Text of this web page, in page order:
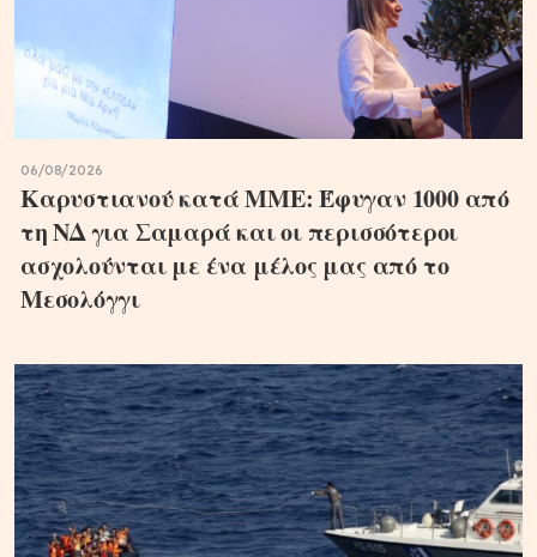
06/08/2026
Καρυστιανού κατά ΜΜΕ: Έφυγαν 1000 από
τη ΝΔ για Σαμαρά και οι περισσότεροι
ασχολούνται με ένα μέλος μας από το
Μεσολόγγι